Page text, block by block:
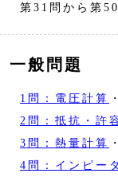
第31問から第50
一般問題
1問：電圧計算
2問：抵抗・許
3問：熱量計算
4問：インピー